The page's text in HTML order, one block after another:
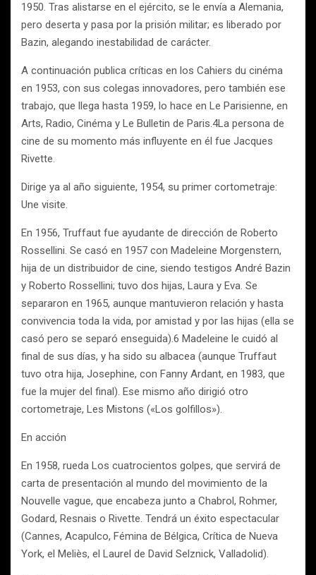
1950. Tras alistarse en el ejército, se le envía a Alemania,
pero deserta y pasa por la prisión militar; es liberado por
Bazin, alegando inestabilidad de carácter.
A continuación publica críticas en los Cahiers du cinéma
en 1953, con sus colegas innovadores, pero también ese
trabajo, que llega hasta 1959, lo hace en Le Parisienne, en
Arts, Radio, Cinéma y Le Bulletin de Paris.4La persona de
cine de su momento más influyente en él fue Jacques
Rivette.
Dirige ya al año siguiente, 1954, su primer cortometraje:
Une visite.
En 1956, Truffaut fue ayudante de dirección de Roberto
Rossellini. Se casó en 1957 con Madeleine Morgenstern,
hija de un distribuidor de cine, siendo testigos André Bazin
y Roberto Rossellini; tuvo dos hijas, Laura y Eva. Se
separaron en 1965, aunque mantuvieron relación y hasta
convivencia toda la vida, por amistad y por las hijas (ella se
casó pero se separó enseguida).6 Madeleine le cuidó al
final de sus días, y ha sido su albacea (aunque Truffaut
tuvo otra hija, Josephine, con Fanny Ardant, en 1983, que
fue la mujer del final). Ese mismo año dirigió otro
cortometraje, Les Mistons («Los golfillos»).
En acción
En 1958, rueda Los cuatrocientos golpes, que servirá de
carta de presentación al mundo del movimiento de la
Nouvelle vague, que encabeza junto a Chabrol, Rohmer,
Godard, Resnais o Rivette. Tendrá un éxito espectacular
(Cannes, Acapulco, Fémina de Bélgica, Crítica de Nueva
York, el Meliès, el Laurel de David Selznick, Valladolid).